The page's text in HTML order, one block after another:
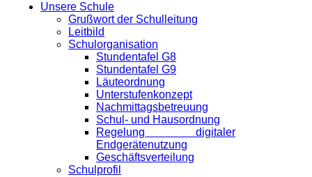
Unsere Schule
Grußwort der Schulleitung
Leitbild
Schulorganisation
Stundentafel G8
Stundentafel G9
Läuteordnung
Unterstufenkonzept
Nachmittagsbetreuung
Schul- und Hausordnung
Regelung digitaler
Endgeräte­nutzung
Geschäftsverteilung
Schulprofil